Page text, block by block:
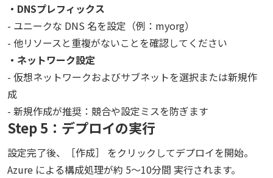
・DNSプレフィックス
- ユニークな DNS 名を設定（例：myorg）
- 他リソースと重複がないことを確認してください
・ネットワーク設定
- 仮想ネットワークおよびサブネットを選択または新規作
成
- 新規作成が推奨：競合や設定ミスを防ぎます
Step 5：デプロイの実行
設定完了後、［作成］ をクリックしてデプロイを開始。
Azure による構成処理が約 5～10分間 実行されます。